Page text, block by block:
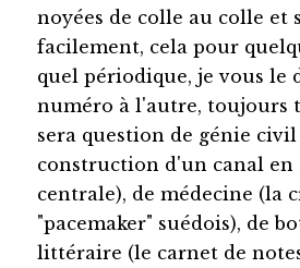
noyées de colle au colle et
facilement, cela pour
quel périodique, je vous le
numéro à l'autre, toujours
sera question de génie
construction d'un canal en
centrale), de médecine (la
"pacemaker" suédois), de
littéraire (le carnet de